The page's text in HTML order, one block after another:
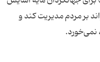
بر مردم مدیریت کند و